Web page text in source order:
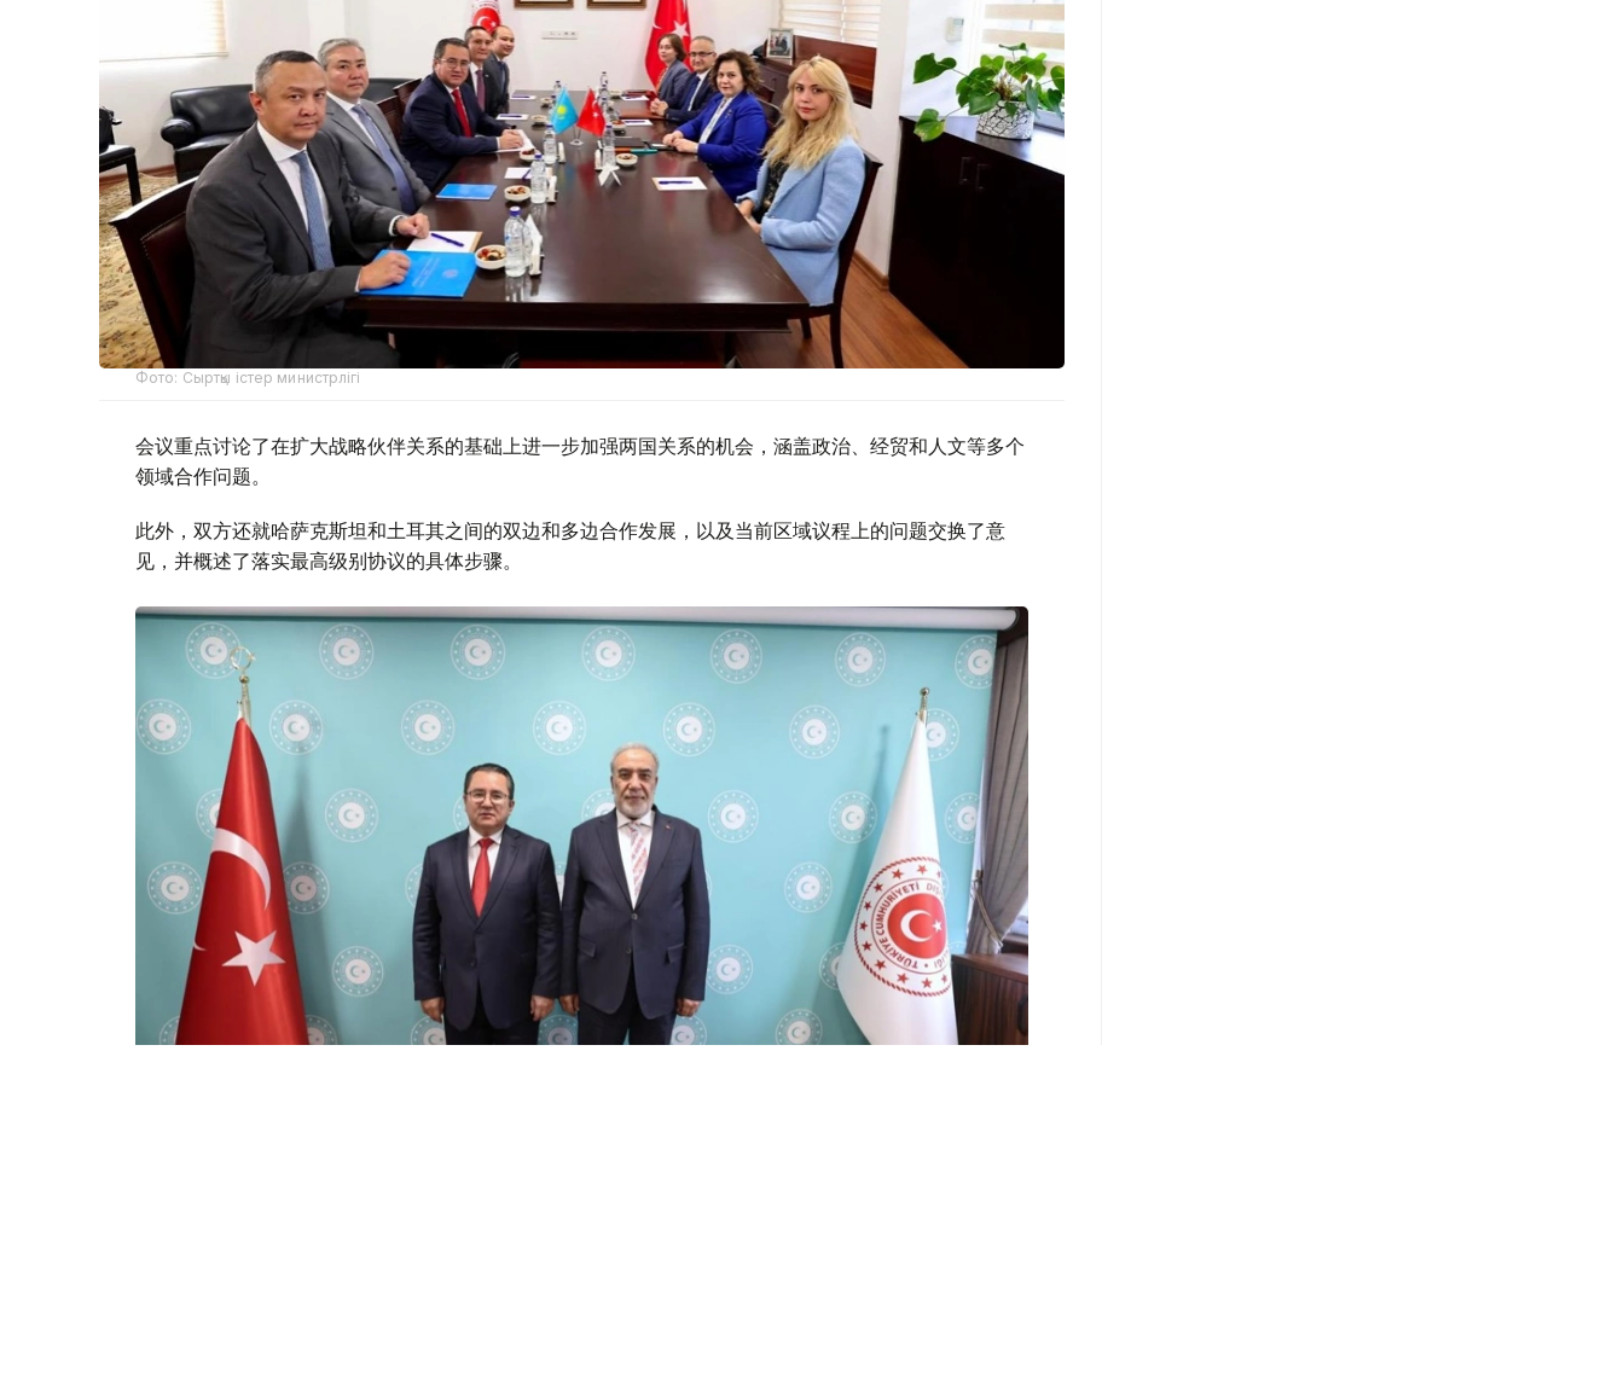
Фото: Сыртқы істер министрлігі
会议重点讨论了在扩大战略伙伴关系的基础上进一步加强两国关系的机会，涵盖政治、经贸和人文等多个
领域合作问题。
此外，双方还就哈萨克斯坦和土耳其之间的双边和多边合作发展，以及当前区域议程上的问题交换了意
见，并概述了落实最高级别协议的具体步骤。